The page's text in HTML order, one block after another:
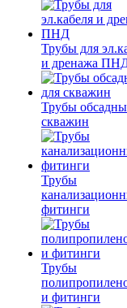
Трубы для
и дренажа
Трубы
скважин
Трубы
фитинги
Трубы
и фитинги